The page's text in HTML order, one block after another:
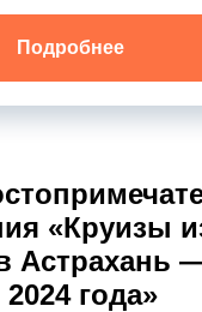
Подробнее
«Круизы
Астрахань
года»